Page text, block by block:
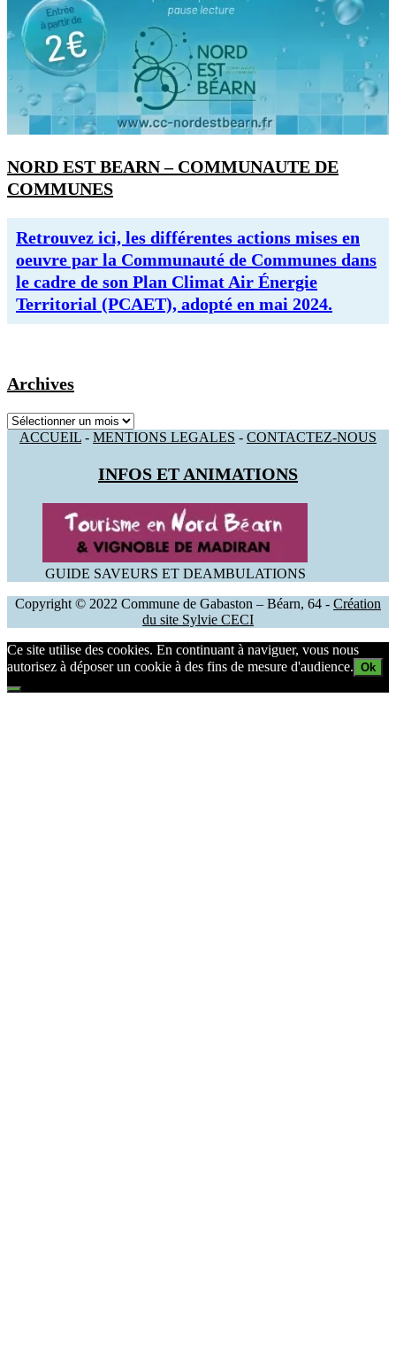
NORD EST BEARN – COMMUNAUTE DE
COMMUNES
Retrouvez ici, les différentes actions mises en
oeuvre par la Communauté de Communes dans
le cadre de son Plan Climat Air Énergie
Territorial (PCAET), adopté en mai 2024.
Archives
Archives
ACCUEIL - MENTIONS LEGALES - CONTACTEZ-NOUS
INFOS ET ANIMATIONS
GUIDE SAVEURS ET DEAMBULATIONS
Copyright © 2022 Commune de Gabaston – Béarn, 64 - Création
du site Sylvie CECI
Ce site utilise des cookies. En continuant à naviguer, vous nous
autorisez à déposer un cookie à des fins de mesure d'audience. Ok